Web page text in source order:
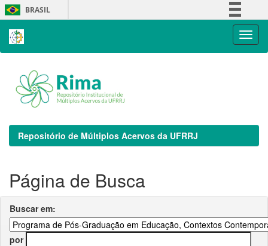
Skip
navigation
BRASIL
Repositório de Múltiplos Acervos da UFRRJ
Página de Busca
Buscar em:
por